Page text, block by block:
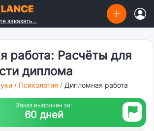
заказать...
работа: Расчёты для
диплома
/ Психология / Дипломная работа
Заказ выполнен за:
60 дней